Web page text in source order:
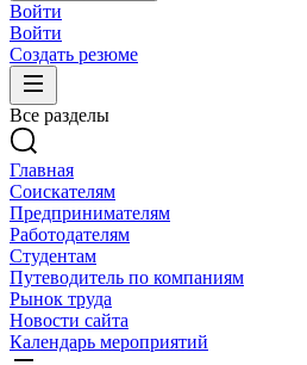
Войти
Войти
Создать резюме
Все разделы
Главная
Соискателям
Предпринимателям
Работодателям
Студентам
Путеводитель по компаниям
Рынок труда
Новости сайта
Календарь мероприятий